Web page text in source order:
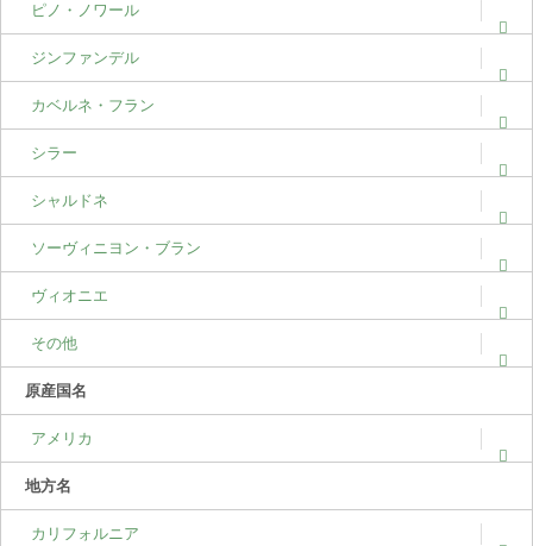
ピノ・ノワール
ジンファンデル
カベルネ・フラン
シラー
シャルドネ
ソーヴィニヨン・ブラン
ヴィオニエ
その他
原産国名
アメリカ
地方名
カリフォルニア